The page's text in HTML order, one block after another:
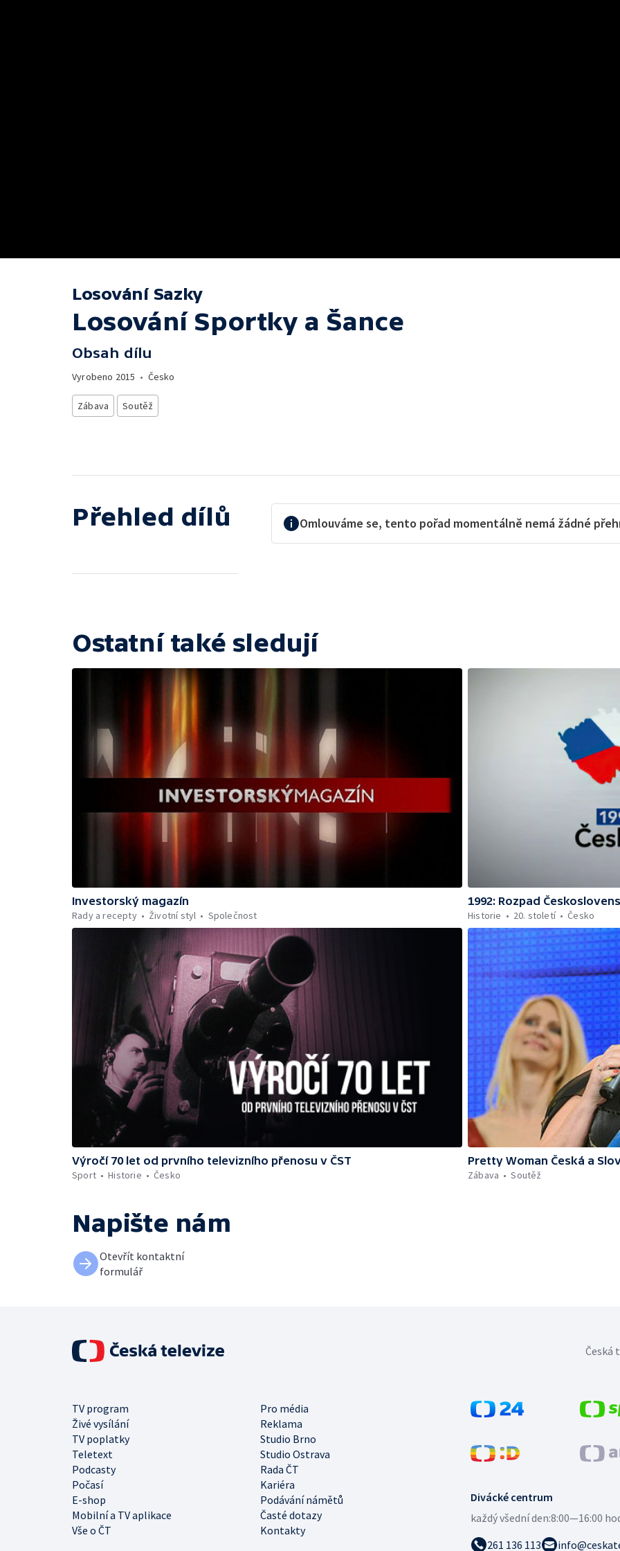
Losování Sazky
Losování Sportky a Šance
Obsah dílu
Vyrobeno 2015 • Česko
Zábava Soutěž
Přehled dílů Omlouváme se, tento pořad momentálně nemá žádné
Ostatní také sledují
Investorský magazín
Rady a recepty
Životní styl Společnost
1992: Rozpad
Historie
20. století Česko
Výročí 70 let od prvního televizního přenosu v ČST
Sport
Historie Česko
Pretty Woman Česká a
Zábava
Soutěž
Napište nám
Otevřít kontaktní
formulář
Divácké centrum
každý všední den:8:00—16:00
261 136 113
TV program
Pro média
Živé vysílání
Reklama
TV poplatky
Studio Brno
Teletext
Studio Ostrava
Podcasty
Rada ČT
Počasí
Kariéra
E-shop
Podávání námětů
Mobilní a TV aplikace
Časté dotazy
Vše o ČT
Kontakty
Česká